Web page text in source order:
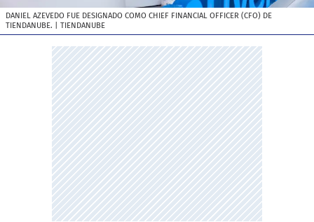
DANIEL AZEVEDO FUE DESIGNADO COMO CHIEF FINANCIAL OFFICER (CFO) DE
TIENDANUBE. | TIENDANUBE